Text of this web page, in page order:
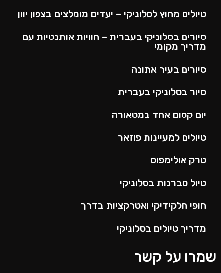
טיולים מחוץ לסלוניקי – יעדים מומלצים בצפון יוון
סיורים בסלוניקי בעברית – חוויות אותנטיות עם
מדריך מקומי
סיורים בעיר אתונה
סיור בסלוניקי בעברית
יום קסום אחד במטאורה
טיולים למעיינות פוזאר
טרק אולימפוס
טיול טברנות בסלוניקי
חופי חלקידיקי ואטרקציות בדרך
מדריך טיולים בסלוניקי
שמרו על קשר